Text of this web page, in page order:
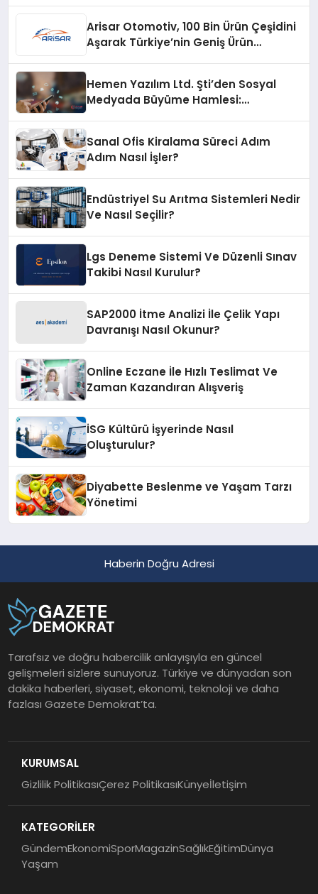
Arisar Otomotiv, 100 Bin Ürün Çeşidini
Aşarak Türkiye’nin Geniş Ürün
Hemen Yazılım Ltd. Şti’den Sosyal
Medyada Büyüme Hamlesi:
Sanal Ofis Kiralama Süreci Adım
Adım Nasıl İşler?
Endüstriyel Su Arıtma Sistemleri Nedir
Ve Nasıl Seçilir?
Lgs Deneme Sistemi Ve Düzenli Sınav
Takibi Nasıl Kurulur?
SAP2000 İtme Analizi İle Çelik Yapı
Davranışı Nasıl Okunur?
Online Eczane İle Hızlı Teslimat Ve
Zaman Kazandıran Alışveriş
İSG Kültürü İşyerinde Nasıl
Oluşturulur?
Diyabette Beslenme ve Yaşam Tarzı
Yönetimi
Haberin Doğru Adresi
Tarafsız ve doğru habercilik anlayışıyla en güncel
gelişmeleri sizlere sunuyoruz. Türkiye ve dünyadan son
dakika haberleri, siyaset, ekonomi, teknoloji ve daha
fazlası Gazete Demokrat’ta.
KURUMSAL
Gizlilik PolitikasıÇerez PolitikasıKünyeİletişim
KATEGORİLER
GündemEkonomiSporMagazinSağlıkEğitimDünya
Yaşam